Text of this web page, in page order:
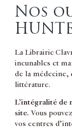
Nos
La Librairie
incunables et
de la médecine,
littérature.
L’intégralité de
site. Vous
vos centres